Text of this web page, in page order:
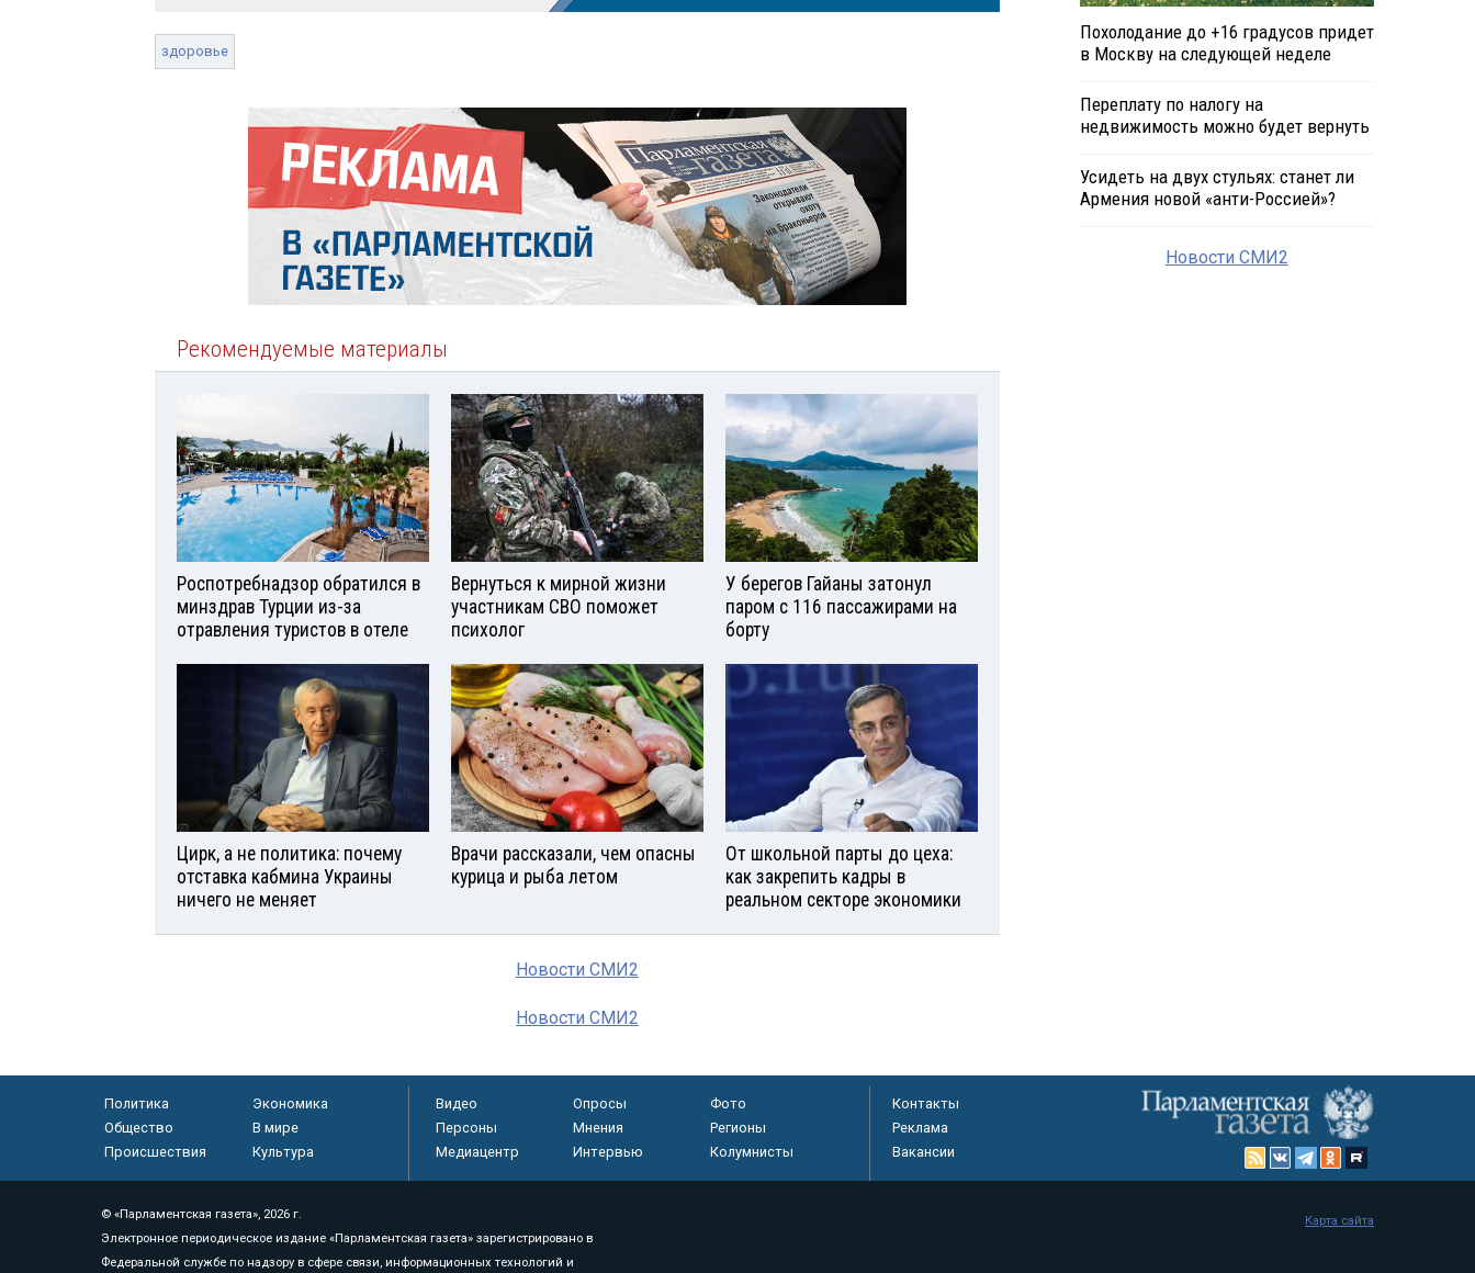
здоровье
Рекомендуемые материалы
Роспотребнадзор обратился в
минздрав Турции из-за
отравления туристов в отеле
Вернуться к мирной жизни
участникам СВО поможет
психолог
У берегов Гайаны затонул
паром с 116 пассажирами на
борту
Цирк, а не политика: почему
отставка кабмина Украины
ничего не меняет
Врачи рассказали, чем опасны
курица и рыба летом
От школьной парты до цеха:
как закрепить кадры в
реальном секторе экономики
Новости СМИ2
Новости СМИ2
Похолодание до +16 градусов придет
в Москву на следующей неделе
Переплату по налогу на
недвижимость можно будет вернуть
Усидеть на двух стульях: станет ли
Армения новой «анти-Россией»?
Новости СМИ2
Политика
Экономика
Общество
В мире
Происшествия
Культура
Видео Опросы
Фото
Персоны
Мнения
Регионы
Медиацентр
Интервью Колумнисты
Контакты
Реклама
Вакансии
© «Парламентская газета», 2026 г.
Электронное периодическое издание «Парламентская газета» зарегистрировано в
Федеральной службе по надзору в сфере связи, информационных технологий и
Карта сайта